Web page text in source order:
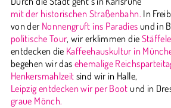
mit der historischen Straßenbahn. In
von der Nonnengruft ins Paradies und in
politische Tour, wir erklimmen die
entdecken die Kaffeehauskultur in
begehen wir dasehemalige
Henkersmahlzeitsind wir in Halle,
Leipzig entdecken wir per Boot und in
graue Mönch.